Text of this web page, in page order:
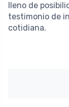
lleno de
testimonio de
cotidiana.